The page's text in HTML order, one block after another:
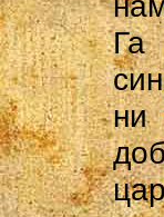
Га
ни